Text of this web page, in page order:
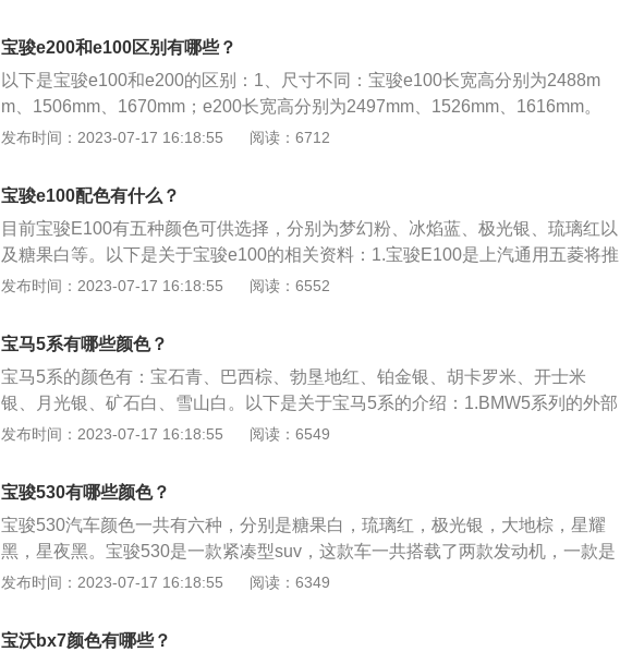
的设计融为一体，外形清新年轻，同时也强调了宝马品牌的设计特征，结实有
力。动力亮点：2020款X3将继续搭载B48型2.0T发动机，最大功率根据车型的不
同有三种调校，184马力（xDrive25i）、224马力（xDrive28i）和252马力（xDri
ve30i），传动系统匹配8速手自一体变速箱，同时全系标配xDrive四驱系统。
宝骏e200和e100区别有哪些？
以下是宝骏e100和e200的区别：1、尺寸不同：宝骏e100长宽高分别为2488m
m、1506mm、1670mm；e200长宽高分别为2497mm、1526mm、1616mm。
2、最小离地间隙不同：宝骏e100最小离地间隙为130mm；e200最小离地间隙为
发布时间：2023-07-17 16:18:55 阅读：6712
宝骏e100配色有什么？
目前宝骏E100有五种颜色可供选择，分别为梦幻粉、冰焰蓝、极光银、琉璃红以
及糖果白等。以下是关于宝骏e100的相关资料：1.宝骏E100是上汽通用五菱将推
出的首款纯电动汽车，于2016年10月正式上市。2.电动机峰值功率4款车同为29
色同为22度电。3.车辆的最高车速都超过了100公里/小时，但最大续航或只能维
持在200公里左右。
发布时间：2023-07-17 16:18:55 阅读：6552
宝马5系有哪些颜色？
宝马5系的颜色有：宝石青、巴西棕、勃垦地红、铂金银、胡卡罗米、开士米
银、月光银、矿石白、雪山白。以下是关于宝马5系的介绍：1.BMW5系列的外部
长宽高尺寸为5047*1860*1491(毫米)，轴距为2888毫米。2.BMW5配备来自7系
00转/分)，最高时速250公里，0-100公里加速仅需5.9秒。
发布时间：2023-07-17 16:18:55 阅读：6549
宝骏530有哪些颜色？
宝骏530汽车颜色一共有六种，分别是糖果白，琉璃红，极光银，大地棕，星耀
黑，星夜黑。宝骏530是一款紧凑型suv，这款车一共搭载了两款发动机，一款是
1.8升自然吸气发动机，另一款是1.5升涡轮增压发动机。有关宝骏530的资料如
动机，它的最大功率仍150马力，峰值扭矩为250牛·米。传动系统匹配的是型号
发布时间：2023-07-17 16:18:55 阅读：6349
宝沃bx7颜色有哪些？